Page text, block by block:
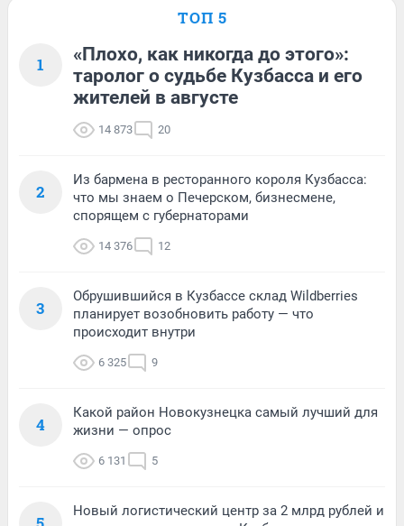
ТОП 5
1
«Плохо, как никогда до этого»:
таролог о судьбе Кузбасса и его
жителей в августе
14 873 20
2
Из бармена в ресторанного короля Кузбасса:
что мы знаем о Печерском, бизнесмене,
спорящем с губернаторами
14 376 12
3
Обрушившийся в Кузбассе склад Wildberries
планирует возобновить работу — что
происходит внутри
6 325 9
4
Какой район Новокузнецка самый лучший для
жизни — опрос
6 131 5
Новый логистический центр за 2 млрд рублей и